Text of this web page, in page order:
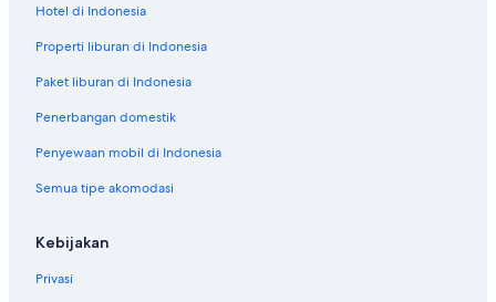
Hotel di Indonesia
Properti liburan di Indonesia
Paket liburan di Indonesia
Penerbangan domestik
Penyewaan mobil di Indonesia
Semua tipe akomodasi
Kebijakan
Privasi